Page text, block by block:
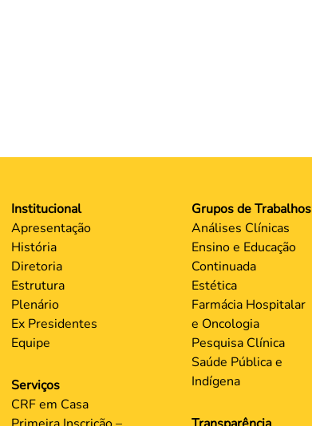
Institucional
Apresentação
História
Diretoria
Estrutura
Plenário
Ex Presidentes
Equipe
Serviços
CRF em Casa
Grupos de Trabalhos
Análises Clínicas
Ensino e Educação
Continuada
Estética
Farmácia Hospitalar
e Oncologia
Pesquisa Clínica
Saúde Pública e
Indígena